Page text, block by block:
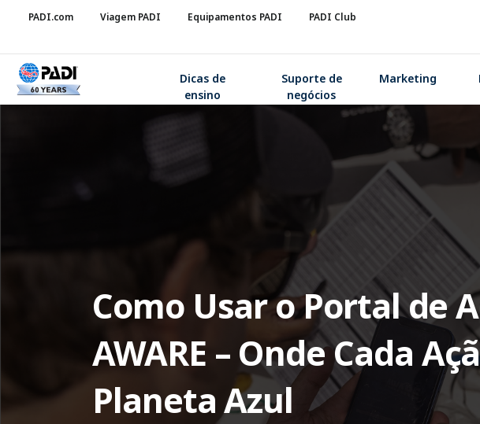
PADI.com Viagem PADI Equipamentos PADI PADI Club
Dicas de
ensino
Suporte de
negócios
Marketing
Como Usar o Portal de
AWARE – Onde Cada
Planeta Azul